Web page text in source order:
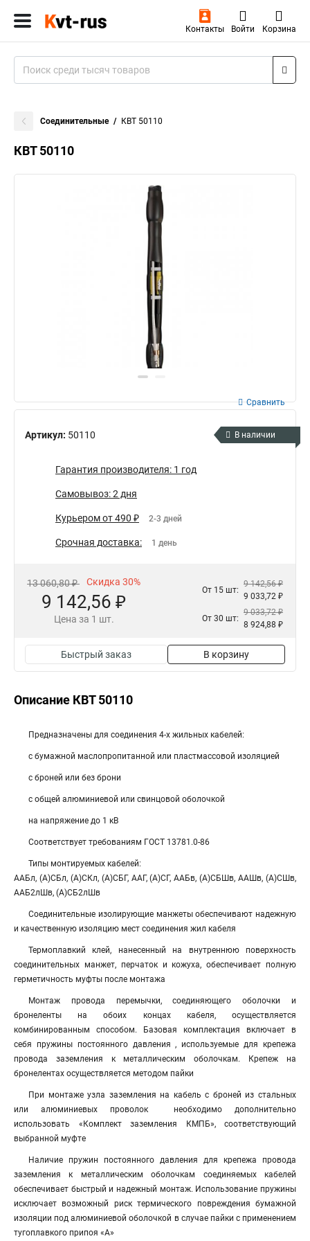
Контакты Войти Корзина
Соединительные КВТ 50110
КВТ 50110
Артикул: 50110
Сравнить
В наличии
Гарантия производителя: 1 год
Самовывоз: 2 дня
Курьером от 490 ₽ 2-3 дней
Срочная доставка: 1 день
13 060,80 ₽ Скидка 30%
9 142,56 ₽
Цена за 1 шт.
От 15 шт:
9 142,56 ₽
9 033,72 ₽
От 30 шт:
9 033,72 ₽
8 924,88 ₽
Быстрый заказ В корзину
Описание КВТ 50110
Предназначены для соединения 4-х жильных кабелей:
с бумажной маслопропитанной или пластмассовой изоляцией
с броней или без брони
с общей алюминиевой или свинцовой оболочкой
на напряжение до 1 кВ
Соответствует требованиям ГОСТ 13781.0-86
Типы монтируемых кабелей:
ААБл, (А)СБл, (А)СКл, (А)СБГ, ААГ, (А)СГ, ААБв, (А)СБШв, ААШв, (А)СШв,
ААБ2лШв, (А)СБ2лШв
Соединительные изолирующие манжеты обеспечивают надежную
и качественную изоляцию мест соединения жил кабеля
Термоплавкий клей, нанесенный на внутреннюю поверхность
соединительных манжет, перчаток и кожуха, обеспечивает полную
герметичность муфты после монтажа
Монтаж провода перемычки, соединяющего оболочки и
бронеленты на обоих концах кабеля, осуществляется
комбинированным способом. Базовая комплектация включает в
себя пружины постоянного давления , используемые для крепежа
провода заземления к металлическим оболочкам. Крепеж на
бронелентах осуществляется методом пайки
При монтаже узла заземления на кабель с броней из стальных
или алюминиевых проволок необходимо дополнительно
использовать «Комплект заземления КМПБ», соответствующий
выбранной муфте
Наличие пружин постоянного давления для крепежа провода
заземления к металлическим оболочкам соединяемых кабелей
обеспечивает быстрый и надежный монтаж. Использование пружины
исключает возможный риск термического повреждения бумажной
изоляции под алюминиевой оболочкой в случае пайки с применением
тугоплавкого припоя «А»